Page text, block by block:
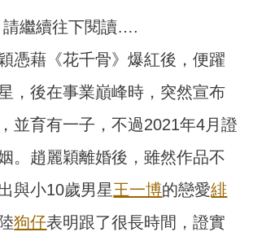
請繼續往下閱讀….
憑藉《花千骨》爆紅後，便躍
，後在事業巔峰時，突然宣布
並育有一子，不過2021年4月證
。趙麗穎離婚後，雖然作品不
與小10歲男星王一博的戀愛緋
狗仔表明跟了很長時間，證實